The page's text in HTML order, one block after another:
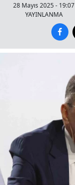
28 Mayıs 2025 - 19:07
YAYINLANMA